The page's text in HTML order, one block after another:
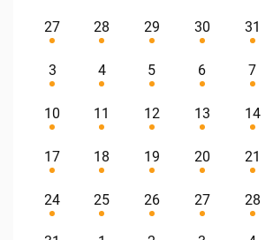
27 28 29 30 31
3 4 5 6 7
10 11 12 13 14
17 18 19 20 21
24 25 26 27 28